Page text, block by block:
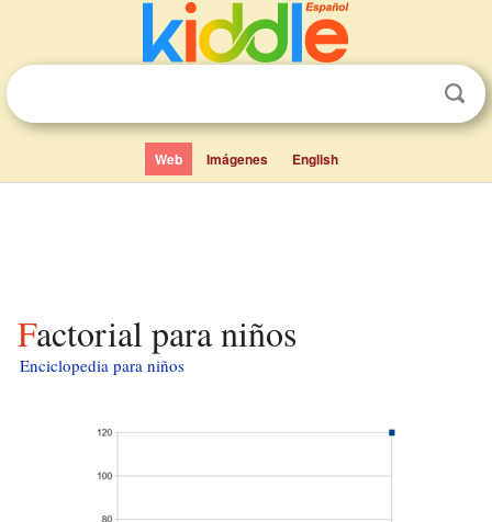
Web Imágenes English
Factorial para niños
Enciclopedia para niños